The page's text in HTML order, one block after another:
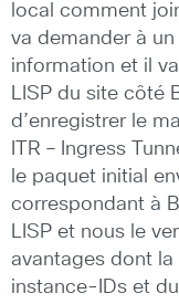
local comment
va demander à
information et il
LISP du site côté
d’enregistrer le
ITR – Ingress
le paquet initial
correspondant à
LISP et nous le
avantages dont
instance-IDs et